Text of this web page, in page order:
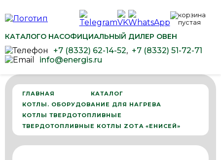
КАТАЛОГО НАСОФИЦИАЛЬНЫЙ ДИЛЕР ОВЕН
+7 (8332) 62-14-52, +7 (8332) 51-72-71
info@energis.ru
ГЛАВНАЯ
КАТАЛОГ
КОТЛЫ. ОБОРУДОВАНИЕ ДЛЯ НАГРЕВА
КОТЛЫ ТВЕРДОТОПЛИВНЫЕ
ТВЕРДОТОПЛИВНЫЕ КОТЛЫ ZOTA «ЕНИСЕЙ»